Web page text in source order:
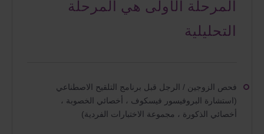
المرحلة الأولى هي المرحلة
التحليلية
فحص الزوجين / الرجل قبل برنامج التلقيح الاصطناعي
(استشارة البروفيسور فيسكوف ، أخصائي الخصوبة ،
أخصائي الذكورة ، مجموعة الاختبارات الفردية)